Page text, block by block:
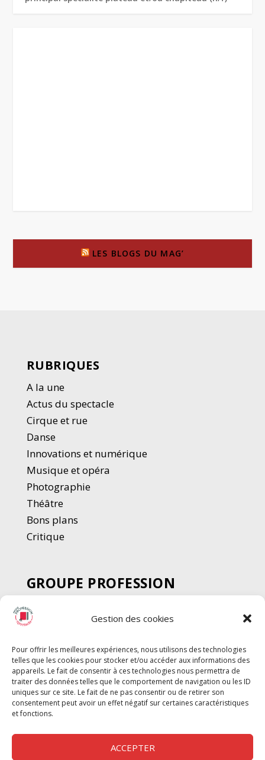
Gestion des cookies
Pour offrir les meilleures expériences, nous utilisons des technologies
telles que les cookies pour stocker et/ou accéder aux informations des
appareils. Le fait de consentir à ces technologies nous permettra de
traiter des données telles que le comportement de navigation ou les ID
uniques sur ce site. Le fait de ne pas consentir ou de retirer son
consentement peut avoir un effet négatif sur certaines caractéristiques
et fonctions.
ACCEPTER
LES BLOGS DU MAG’
RUBRIQUES
A la une
Actus du spectacle
Cirque et rue
Danse
Innovations et numérique
Musique et opéra
Photographie
Théâtre
Bons plans
Critique
GROUPE PROFESSION
SPECTACLE
Chèque Intermittents
Chèque Compta
Chèque Emploi Spectacle
G-Pods
Profession Audio-visuel